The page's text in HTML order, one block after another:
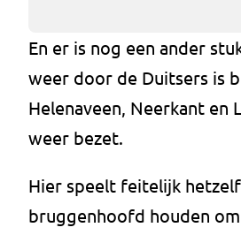
En er is nog een ander
weer door de Duitsers is
Helenaveen, Neerkant en
weer bezet.
Hier speelt feitelijk
bruggenhoofd houden